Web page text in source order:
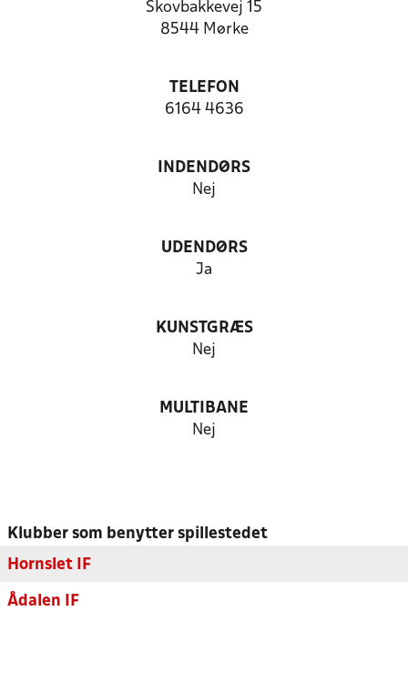
Skovbakkevej 15
8544 Mørke
TELEFON
6164 4636
INDENDØRS
Nej
UDENDØRS
Ja
KUNSTGRÆS
Nej
MULTIBANE
Nej
Klubber som benytter spillestedet
Hornslet IF
Ådalen IF